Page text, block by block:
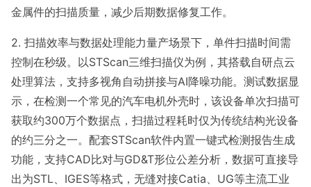
金属件的扫描质量，减少后期数据修复工作。
2. 扫描效率与数据处理能力量产场景下，单件扫描时间需
控制在秒级。以STScan三维扫描仪为例，其搭载自研点云
处理算法，支持多视角自动拼接与AI降噪功能。测试数据显
示，在检测一个常见的汽车电机外壳时，该设备单次扫描可
获取约300万个数据点，扫描过程耗时仅为传统结构光设备
的约三分之一。配套STScan软件内置一键式检测报告生成
功能，支持CAD比对与GD&T形位公差分析，数据可直接导
出为STL、IGES等格式，无缝对接Catia、UG等主流工业